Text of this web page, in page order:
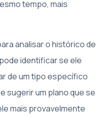
tempo, mais
analisar o histórico de
identificar se ele
de um tipo específico
sugerir um plano que se
mais provavelmente